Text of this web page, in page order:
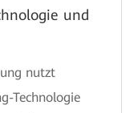
und
nutzt
Technologie